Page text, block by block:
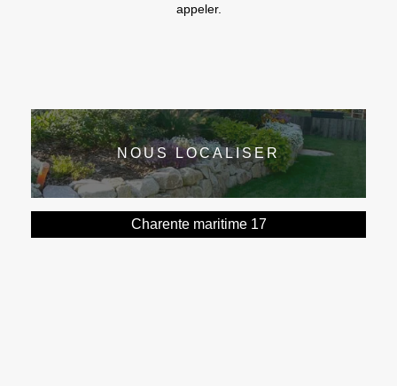
appeler.
NOUS LOCALISER
Charente maritime 17